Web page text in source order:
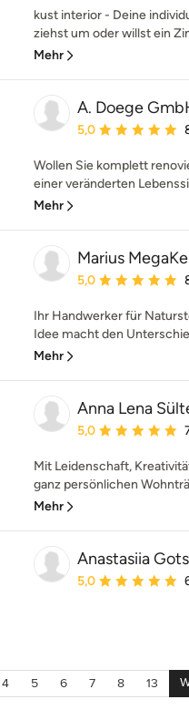
kust interior - Deine
ziehst um oder willst ein
Mehr
A. Doege
Durchschnittliche
5,0
Wollen Sie komplett
einer veränderten
Mehr
Marius
Durchschnittliche
5,0
Ihr Handwerker für
Idee macht den
Mehr
Anna Lena
Durchschnittliche
5,0
Mit Leidenschaft,
ganz persönlichen
Mehr
Anastasiia
Durchschnittliche
5,0
4 5 6 7 8 13